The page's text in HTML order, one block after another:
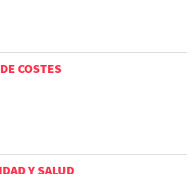
COSTES
Y SALUD